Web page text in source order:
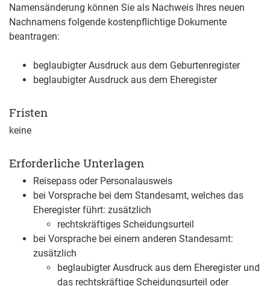
Namensänderung können Sie als Nachweis Ihres neuen
Nachnamens folgende kostenpflichtige Dokumente
beantragen:
beglaubigter Ausdruck aus dem Geburtenregister
beglaubigter Ausdruck aus dem Eheregister
Fristen
keine
Erforderliche Unterlagen
Reisepass oder Personalausweis
bei Vorsprache bei dem Standesamt, welches das
Eheregister führt: zusätzlich
rechtskräftiges Scheidungsurteil
bei Vorsprache bei einem anderen Standesamt:
zusätzlich
beglaubigter Ausdruck aus dem Eheregister und
das rechtskräftige Scheidungsurteil oder